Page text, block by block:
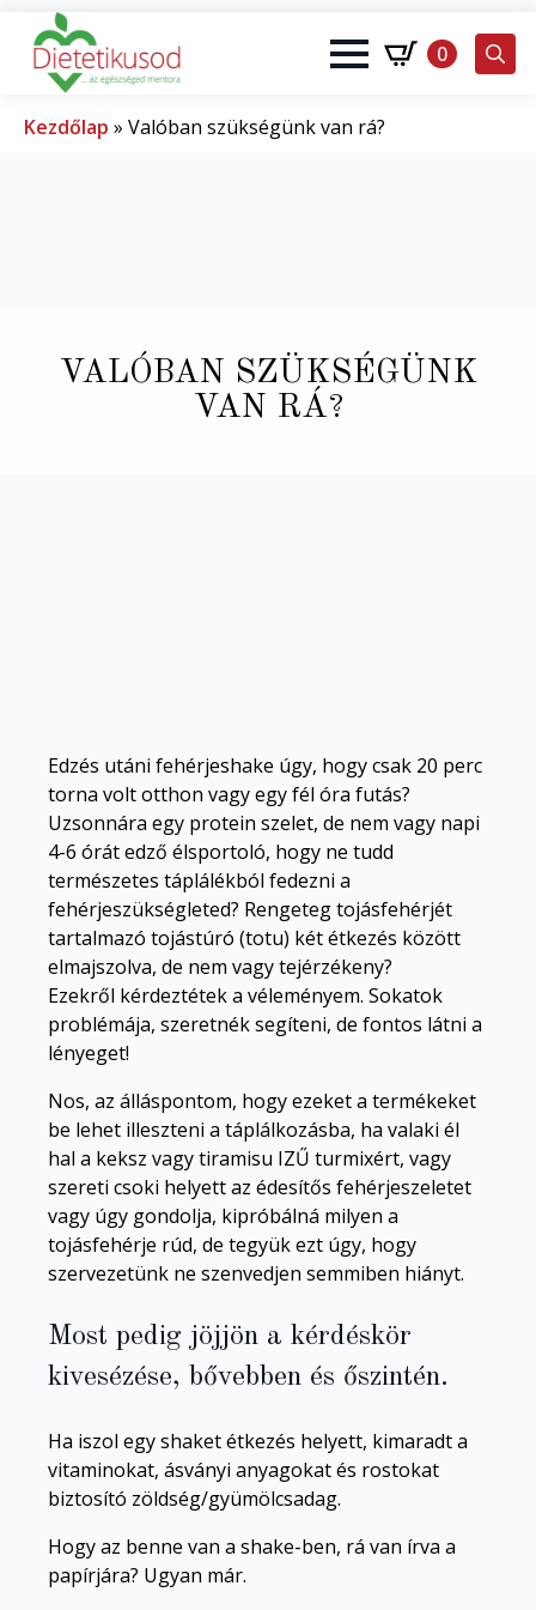
0
Kezdőlap » Valóban szükségünk van rá?
VALÓBAN SZÜKSÉGÜNK
VAN RÁ?
Edzés utáni fehérjeshake úgy, hogy csak 20 perc
torna volt otthon vagy egy fél óra futás?
Uzsonnára egy protein szelet, de nem vagy napi
4-6 órát edző élsportoló, hogy ne tudd
természetes táplálékból fedezni a
fehérjeszükségleted? Rengeteg tojásfehérjét
tartalmazó tojástúró (totu) két étkezés között
elmajszolva, de nem vagy tejérzékeny?
Ezekről kérdeztétek a véleményem. Sokatok
problémája, szeretnék segíteni, de fontos látni a
lényeget!
Nos, az álláspontom, hogy ezeket a termékeket
be lehet illeszteni a táplálkozásba, ha valaki él
hal a keksz vagy tiramisu IZŰ turmixért, vagy
szereti csoki helyett az édesítős fehérjeszeletet
vagy úgy gondolja, kipróbálná milyen a
tojásfehérje rúd, de tegyük ezt úgy, hogy
szervezetünk ne szenvedjen semmiben hiányt.
Most pedig jöjjön a kérdéskör
kivesézése, bővebben és őszintén.
Ha iszol egy shaket étkezés helyett, kimaradt a
vitaminokat, ásványi anyagokat és rostokat
biztosító zöldség/gyümölcsadag.
Hogy az benne van a shake-ben, rá van írva a
papírjára? Ugyan már.